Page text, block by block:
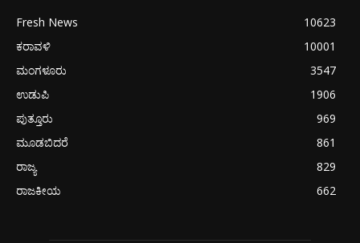
Fresh News
10623
ಕರಾವಳಿ
10001
ಮಂಗಳೂರು
3547
ಉಡುಪಿ
1906
ಪುತ್ತೂರು
969
ಮೂಡಬಿದರೆ
861
ರಾಜ್ಯ
829
ರಾಜಕೀಯ
662